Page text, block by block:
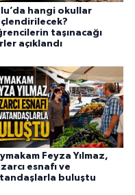
hangi okullar
taşınacağı
açıklandı
Feyza Yılmaz,
esnafı ve
buluştu